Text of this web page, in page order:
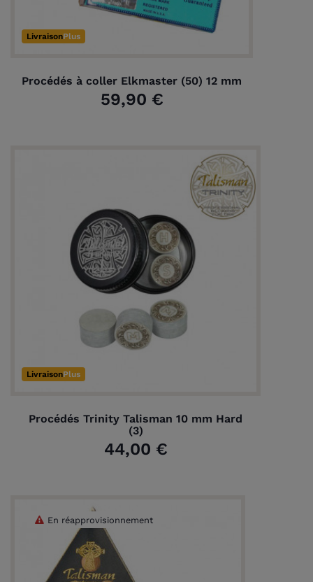
(2 avis)
LivraisonPlus
Procédés à coller Elkmaster (50) 12 mm
59,90 €
LivraisonPlus
Procédés Trinity Talisman 10 mm Hard
(3)
44,00 €
En réapprovisionnement